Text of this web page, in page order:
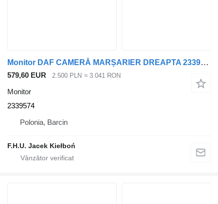
Monitor DAF CAMERĂ MARȘARIER DREAPTA 2339574 pentru cap tractor DAF XG
579,60 EUR 2.500 PLN ≈ 3.041 RON
Monitor
2339574
Polonia, Barcin
F.H.U. Jacek Kiełboń